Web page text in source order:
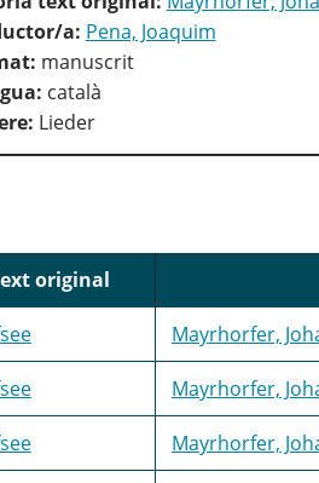
a: Pena, Joaquim
manuscrit
català
Lieder
original
Mayrhorfer,
Mayrhorfer,
Mayrhorfer,